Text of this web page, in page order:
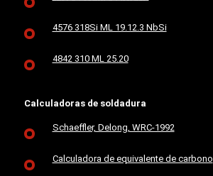
4576 318Si ML 19.12.3 NbSi
4842 310 ML 25.20
Calculadoras de soldadura
Schaeffler, Delong, WRC-1992
Calculadora de equivalente de carbono